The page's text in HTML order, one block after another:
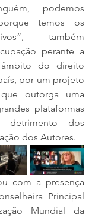
podemos
temos os
também
perante a
do direito
por um projeto
outorga uma
plataformas
detrimento dos
dos Autores.
com a presença
Principal
Mundial da